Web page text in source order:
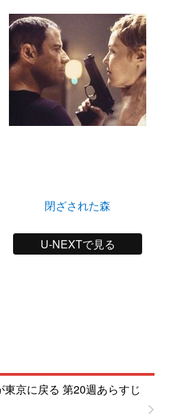
閉ざされた森
U-NEXTで見る
京に戻る 第20週あらすじ